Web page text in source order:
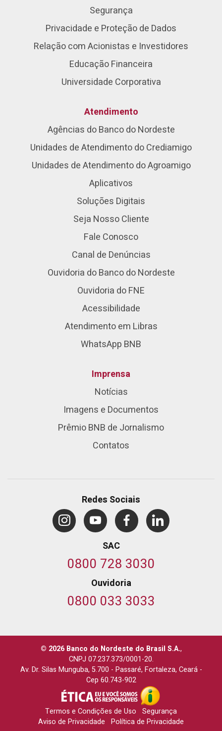
Segurança
Privacidade e Proteção de Dados
Relação com Acionistas e Investidores
Educação Financeira
Universidade Corporativa
Atendimento
Agências do Banco do Nordeste
Unidades de Atendimento do Crediamigo
Unidades de Atendimento do Agroamigo
Aplicativos
Soluções Digitais
Seja Nosso Cliente
Fale Conosco
Canal de Denúncias
Ouvidoria do Banco do Nordeste
Ouvidoria do FNE
Acessibilidade
Atendimento em Libras
WhatsApp BNB
Imprensa
Notícias
Imagens e Documentos
Prêmio BNB de Jornalismo
Contatos
Redes Sociais
SAC
0800 728 3030
Ouvidoria
0800 033 3033
© 2026 Banco do Nordeste do Brasil S.A.,
CNPJ 07.237.373/0001-20.
Av. Dr. Silas Munguba, 5.700 - Passaré, Fortaleza, Ceará-
Cep 60.743-902
Termos e Condições de Uso
Segurança
Aviso de Privacidade
Política de Privacidade